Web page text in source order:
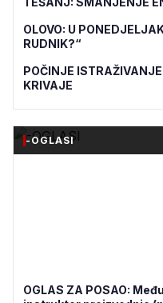
OLOVO: U
RUDNIK?“
POČINJE
KRIVAJE
-OGLASI
OGLAS ZA POSAO: